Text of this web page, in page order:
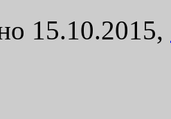
15.10.2015,